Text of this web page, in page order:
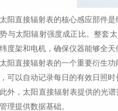
直接辐射表的核心感应部件是
与太阳辐射强度成正比。整套
度架和电机，确保仪器能够全天
直接辐射表的一个重要衍生功
可以自动记录每日的有效日照
，太阳直接辐射表提供的光谱
理提供数据基础。